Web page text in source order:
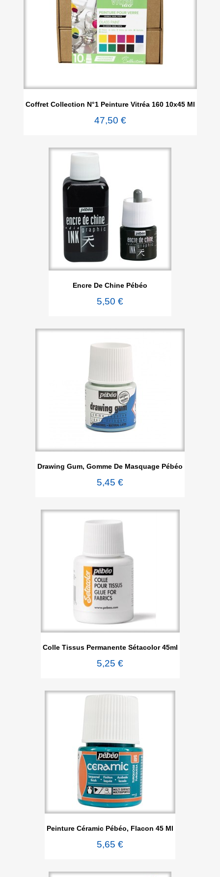
Coffret Collection N°1 Peinture Vitréa 160 10x45 Ml
47,50 €
Encre De Chine Pébéo
5,50 €
Drawing Gum, Gomme De Masquage Pébéo
5,45 €
Colle Tissus Permanente Sétacolor 45ml
5,25 €
Peinture Céramic Pébéo, Flacon 45 Ml
5,65 €